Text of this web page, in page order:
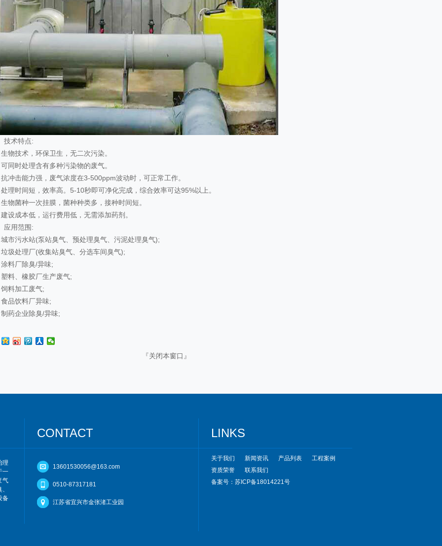
技术特点:
物技术，环保卫生，无二次污染。
同时处理含有多种污染物的废气。
冲击能力强，废气浓度在3-500ppm波动时，可正常工作。
理时间短，效率高。5-10秒即可净化完成，综合效率可达95%以上。
物菌种一次挂膜，菌种种类多，接种时间短。
设成本低，运行费用低，无需添加药剂。
应用范围:
市污水站(泵站臭气、预处理臭气、污泥处理臭气);
圾处理厂(收集站臭气、分选车间臭气);
料厂除臭/异味;
料、橡胶厂生产废气;
料加工废气;
品饮料厂异味;
药企业除臭/异味;
『关闭本窗口 』
理
一
气
备
CONTACT
13601530056@163.com
0510-87317181
江苏省宜兴市金张渚工业园
LINKS
关于我们 新闻资讯 产品列表
工程案例
资质荣誉
联系我们
备案号：苏ICP备18014221号